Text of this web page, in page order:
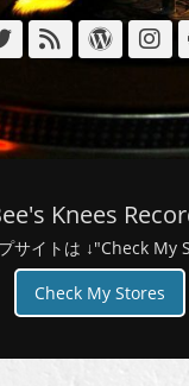
Twitter
ィ
ド
Knees
サイトは ↓"Check My
Check My Stores